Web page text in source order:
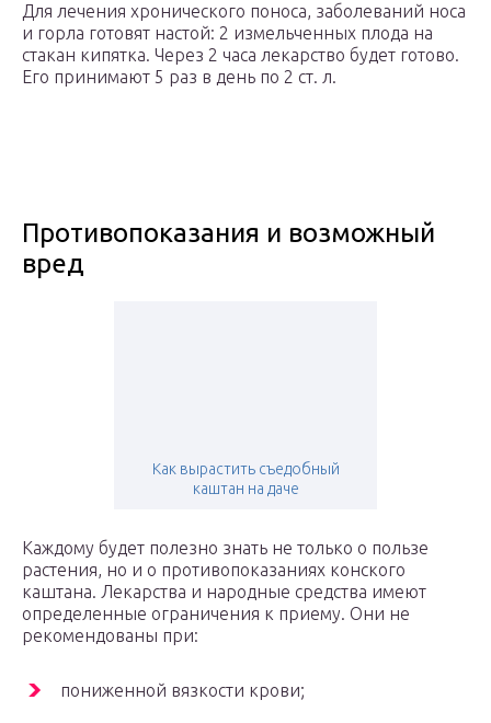
Для лечения хронического поноса, заболеваний носа
и горла готовят настой: 2 измельченных плода на
стакан кипятка. Через 2 часа лекарство будет готово.
Его принимают 5 раз в день по 2 ст. л.
Противопоказания и возможный
вред
Как вырастить съедобный
каштан на даче
Каждому будет полезно знать не только о пользе
растения, но и о противопоказаниях конского
каштана. Лекарства и народные средства имеют
определенные ограничения к приему. Они не
рекомендованы при:
пониженной вязкости крови;